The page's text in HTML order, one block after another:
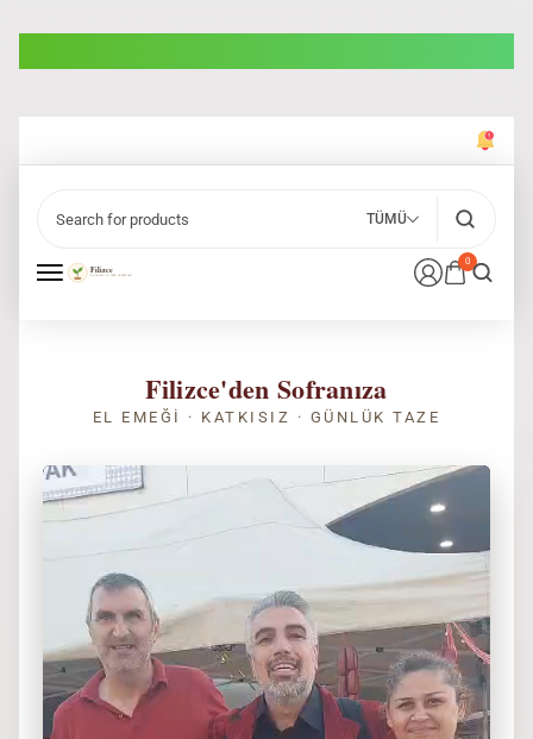
0
TÜMÜ
Filizce'den Sofranıza
EL EMEĞI · KATKISIZ · GÜNLÜK TAZE